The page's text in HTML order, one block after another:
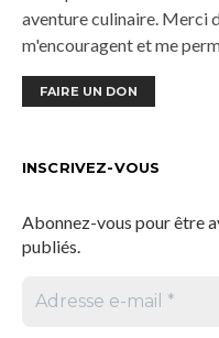
aventure culinaire. Merci
m'encouragent et me
FAIRE UN DON
INSCRIVEZ-VOUS
Abonnez-vous pour être
publiés.